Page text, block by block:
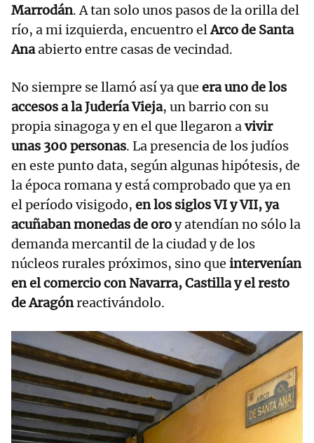
Marrodán. A tan solo unos pasos de la orilla del
río, a mi izquierda, encuentro elArco de Santa
Anaabierto entre casas de vecindad.
No siempre se llamó así ya que era uno de los
accesos a la Judería Vieja, un barrio con su
propia sinagoga y en el que llegaron avivir
unas 300 personas. La presencia de los judíos
en este punto data, según algunas hipótesis, de
la época romana y está comprobado que ya en
el período visigodo, en los siglos VI y VII, ya
acuñaban monedas de oroy atendían no sólo la
demanda mercantil de la ciudad y de los
núcleos rurales próximos, sino que intervenían
en el comercio con Navarra, Castilla y el resto
de Aragónreactivándolo.